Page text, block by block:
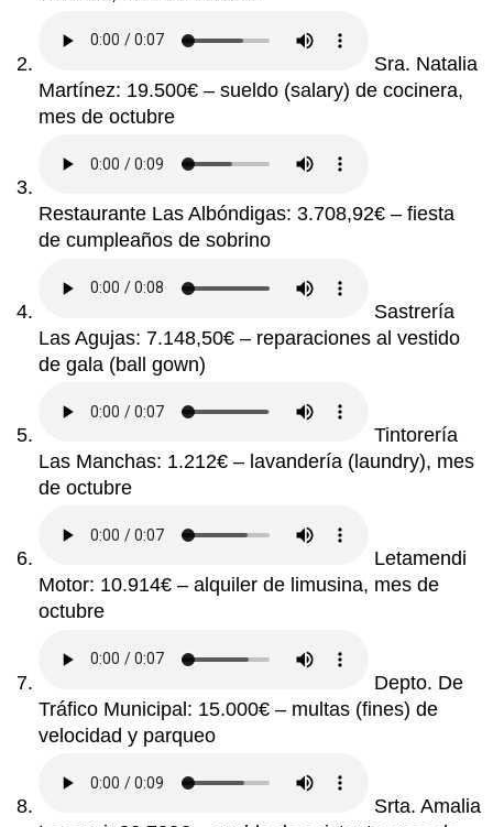
Sra. Natalia
Martínez: 19.500€ – sueldo (salary)de cocinera,
mes de octubre
Restaurante Las Albóndigas: 3.708,92€ – fiesta
de cumpleaños de sobrino
Sastrería
Las Agujas: 7.148,50€ – reparaciones al vestido
de gala (ball gown)
Tintorería
Las Manchas: 1.212€ – lavandería (laundry), mes
de octubre
Letamendi
Motor: 10.914€ – alquiler de limusina, mes de
octubre
Depto. De
Tráfico Municipal: 15.000€ – multas (fines)de
velocidad y parqueo
Srta. Amalia